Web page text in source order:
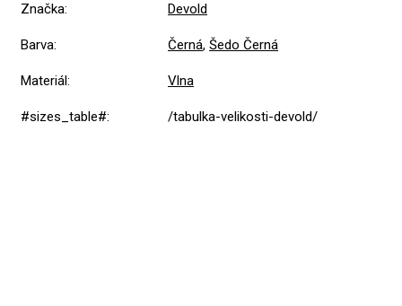
Značka: Devold
Barva: Černá, Šedo Černá
Materiál: Vlna
#sizes_table#: /tabulka-velikosti-devold/